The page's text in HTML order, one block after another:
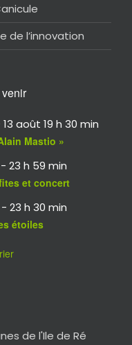
de l’innovation
13 août 19 h 30 min
Mastio »
- 23 h 59 min
et concert
- 23 h 30 min
étoiles
de l'Ile de Ré